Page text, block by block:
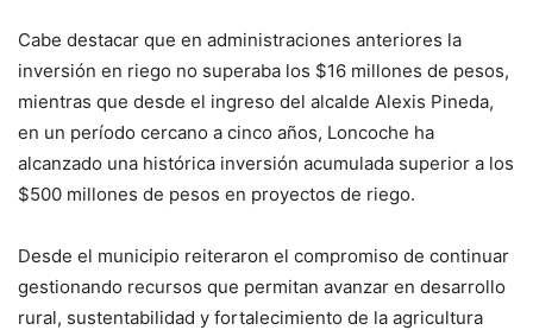
Cabe destacar que en administraciones anteriores la
inversión en riego no superaba los $16 millones de pesos,
mientras que desde el ingreso del alcalde Alexis Pineda,
en un período cercano a cinco años, Loncoche ha
alcanzado una histórica inversión acumulada superior a los
$500 millones de pesos en proyectos de riego.
Desde el municipio reiteraron el compromiso de continuar
gestionando recursos que permitan avanzar en desarrollo
rural, sustentabilidad y fortalecimiento de la agricultura